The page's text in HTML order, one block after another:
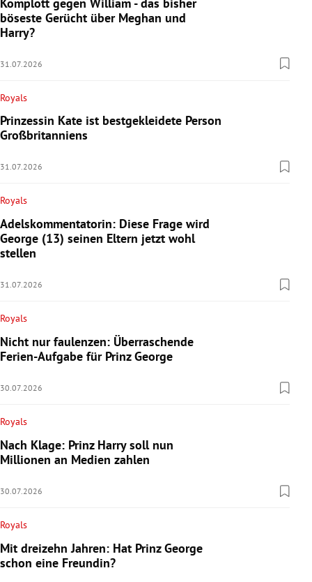
böseste Gerücht über Meghan und
Harry?
31.07.2026
Royals
Prinzessin Kate ist bestgekleidete Person
Großbritanniens
31.07.2026
Royals
Adelskommentatorin: Diese Frage wird
George (13) seinen Eltern jetzt wohl
stellen
31.07.2026
Royals
Nicht nur faulenzen: Überraschende
Ferien-Aufgabe für Prinz George
30.07.2026
Royals
Nach Klage: Prinz Harry soll nun
Millionen an Medien zahlen
30.07.2026
Royals
Mit dreizehn Jahren: Hat Prinz George
schon eine Freundin?